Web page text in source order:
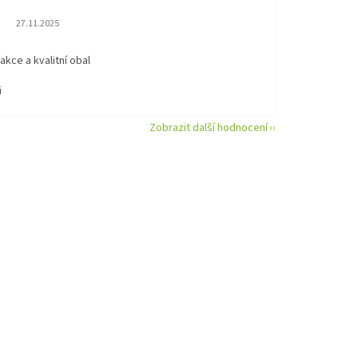
Hodnocení obchodu je 5 z 5 hvězdiček.
27.11.2025
a kvalitní obal
Zobrazit další hodnocení